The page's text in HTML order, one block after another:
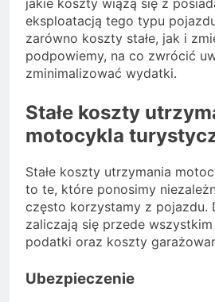
jakie koszty wiążą się z
eksploatacją tego typu
zarówno koszty stałe, jak i
podpowiemy, na co zwrócić
zminimalizować wydatki.
Stałe koszty
motocykla
Stałe koszty utrzymania
to te, które ponosimy
często korzystamy z pojazdu.
zaliczają się przede
podatki oraz koszty
Ubezpieczenie